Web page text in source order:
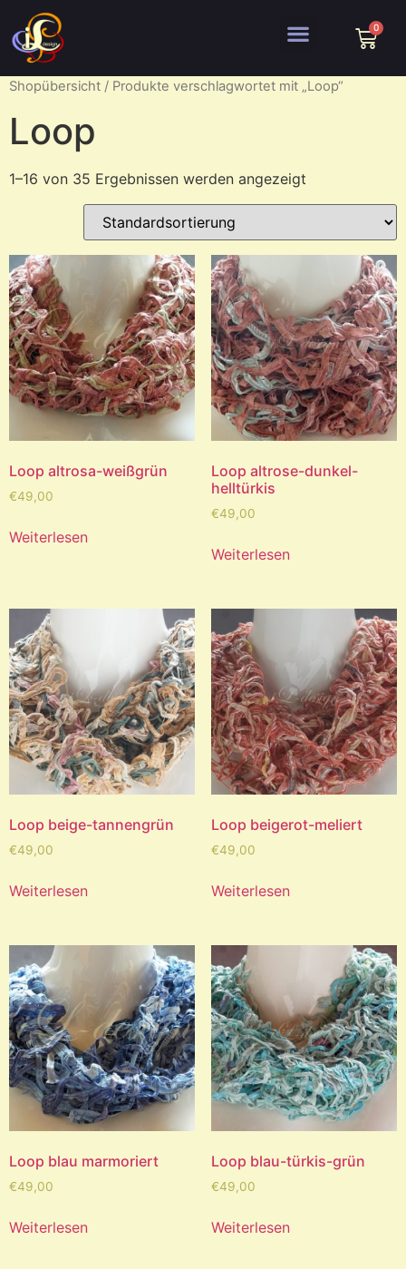
Shopübersicht / Produkte verschlagwortet mit „Loop“
Loop
1–16 von 35 Ergebnissen werden angezeigt
Loop altrosa-weißgrün
€49,00
Weiterlesen
Loop altrose-dunkel-
helltürkis
€49,00
Weiterlesen
Loop beige-tannengrün
€49,00
Weiterlesen
Loop beigerot-meliert
€49,00
Weiterlesen
Loop blau marmoriert
€49,00
Weiterlesen
Loop blau-türkis-grün
€49,00
Weiterlesen